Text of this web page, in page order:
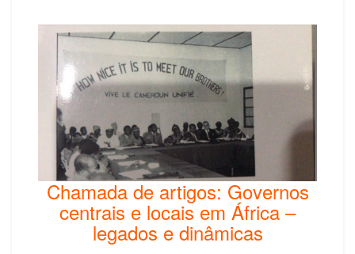
Chamada de artigos: Governos
centrais e locais em África –
legados e dinâmicas